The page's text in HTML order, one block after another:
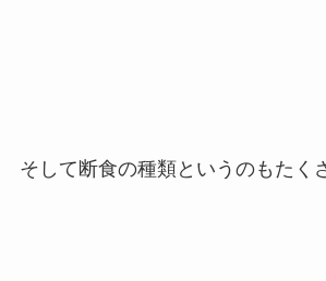
そして断食の種類というのもたく